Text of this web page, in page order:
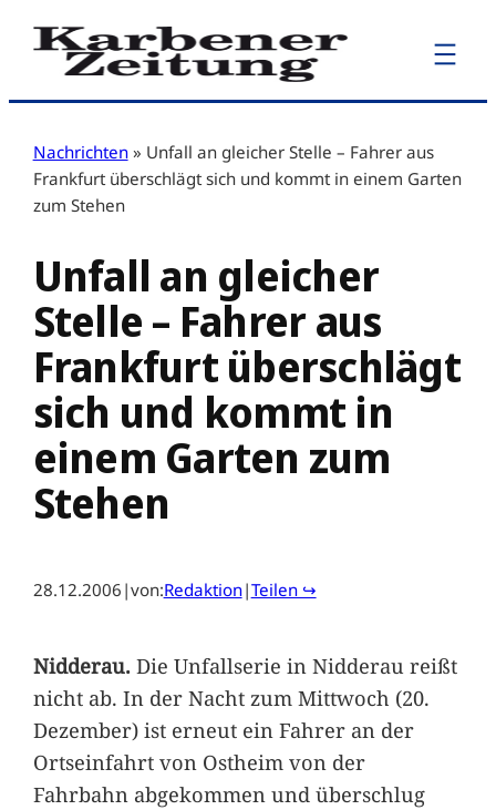
Zum
Inhalt
Nachrichten » Unfall an gleicher Stelle – Fahrer aus
Frankfurt überschlägt sich und kommt in einem Garten
zum Stehen
Unfall an gleicher
Stelle – Fahrer aus
Frankfurt überschlägt
sich und kommt in
einem Garten zum
Stehen
28.12.2006 |von:Redaktion|Teilen ↪
Nidderau.Die Unfallserie in Nidderau reißt
nicht ab. In der Nacht zum Mittwoch (20.
Dezember) ist erneut ein Fahrer an der
Ortseinfahrt von Ostheim von der
Fahrbahn abgekommen und überschlug